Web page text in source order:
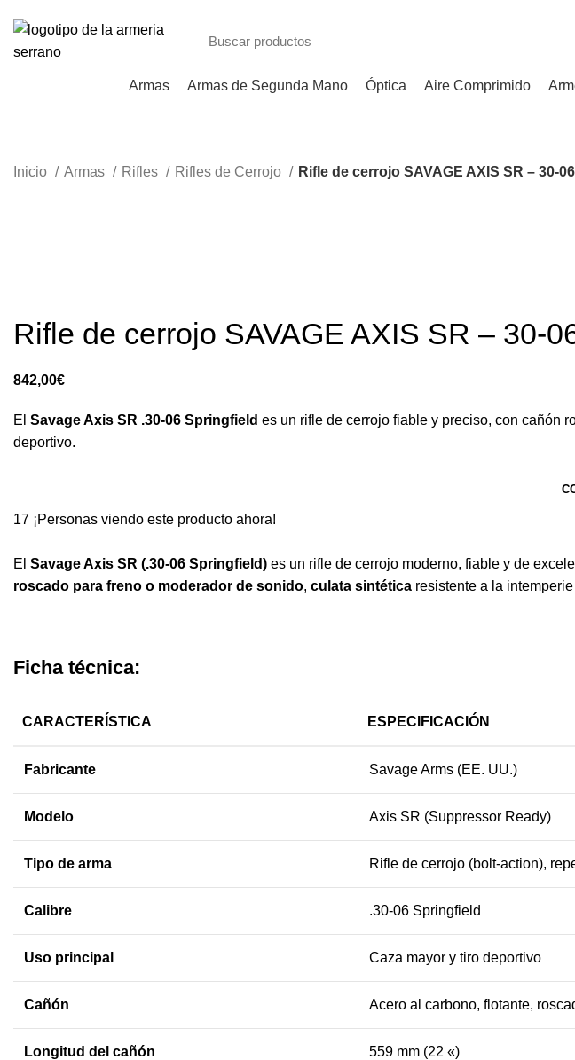
Armas Armas de Segunda Mano Óptica Aire Comprimido
Inicio Armas Rifles Rifles de Cerrojo Rifle de cerrojo SAVAGE AXIS SR – 30-06
Rifle de cerrojo SAVAGE AXIS SR – 30-
€
El Savage Axis SR .30-06 Springfield es un rifle de cerrojo fiable y preciso, con cañón
deportivo.
17 ¡Personas viendo este producto ahora!
El Savage Axis SR (.30-06 Springfield) es un rifle de cerrojo moderno, fiable y de
roscado para freno o moderador de sonido, culata sintética resistente a la
Ficha técnica:
CARACTERÍSTICA ESPECIFICACIÓN
Fabricante Savage Arms (EE. UU.)
Modelo Axis SR (Suppressor Ready)
Tipo de arma Rifle de cerrojo (bolt-action),
Calibre .30-06 Springfield
Uso principal Caza mayor y tiro deportivo
Cañón Acero al carbono, flotante,
Longitud del cañón 559 mm (22 «)